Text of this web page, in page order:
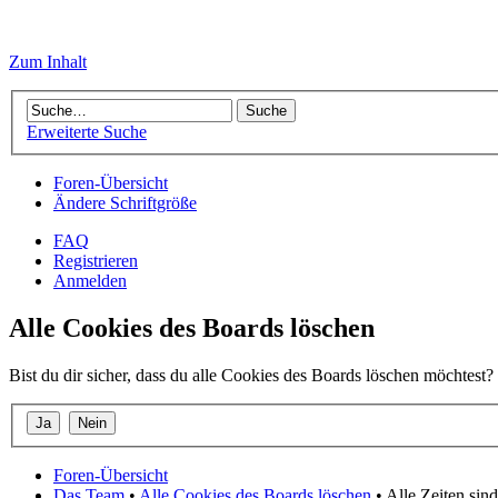
Zum Inhalt
Erweiterte Suche
Foren-Übersicht
Ändere Schriftgröße
FAQ
Registrieren
Anmelden
Alle Cookies des Boards löschen
Bist du dir sicher, dass du alle Cookies des Boards löschen möchtest?
Foren-Übersicht